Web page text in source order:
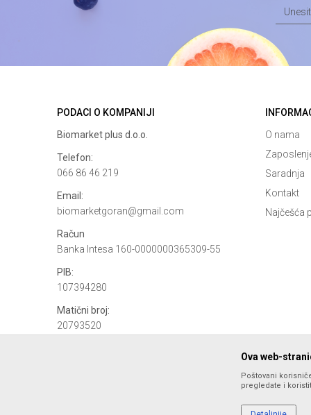
PODACI O KOMPANIJI
Biomarket plus d.o.o.
Telefon:
066 86 46 219
Email:
biomarketgoran@gmail.com
Račun
Banka Intesa 160-0000000365309-55
PIB:
107394280
Matični broj:
20793520
O nama
Saradnja
Kontakt
Najčešća
Ova web-
Poštovani
pregledate i